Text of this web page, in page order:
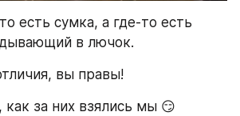
есть сумка, а где-то есть
в лючок.
вы правы!
как за них взялись мы 😏